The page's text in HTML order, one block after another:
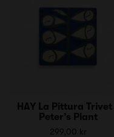
HAY La Pittura Trivet
Peter’s Plant
299,00 kr